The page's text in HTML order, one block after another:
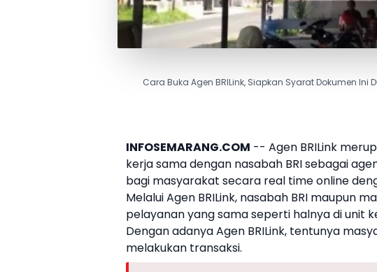
Cara Buka Agen BRILink, Siapkan Syarat Dokumen
INFOSEMARANG.COM -- Agen BRILink
kerja sama dengan nasabah BRI sebagai
bagi masyarakat secara real time online
Melalui Agen BRILink, nasabah BRI maupun
pelayanan yang sama seperti halnya di unit
Dengan adanya Agen BRILink, tentunya
melakukan transaksi.